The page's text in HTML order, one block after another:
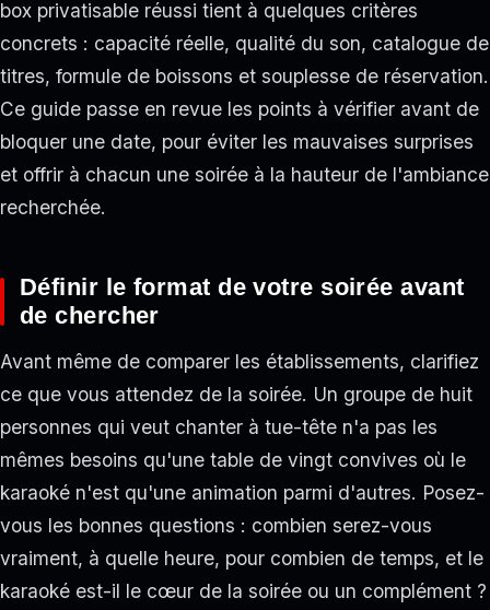
box privatisable réussi tient à quelques critères
concrets : capacité réelle, qualité du son, catalogue de
titres, formule de boissons et souplesse de réservation.
Ce guide passe en revue les points à vérifier avant de
bloquer une date, pour éviter les mauvaises surprises
et offrir à chacun une soirée à la hauteur de l'ambiance
recherchée.
Définir le format de votre soirée avant
de chercher
Avant même de comparer les établissements, clarifiez
ce que vous attendez de la soirée. Un groupe de huit
personnes qui veut chanter à tue-tête n'a pas les
mêmes besoins qu'une table de vingt convives où le
karaoké n'est qu'une animation parmi d'autres. Posez-
vous les bonnes questions : combien serez-vous
vraiment, à quelle heure, pour combien de temps, et le
karaoké est-il le cœur de la soirée ou un complément ?